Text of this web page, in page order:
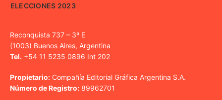
ELECCIONES 2023
Reconquista 737 – 3º E
(1003) Buenos Aires, Argentina
Tel. +54 11 5235 0896 Int 202
Propietario: Compañía Editorial Gráfica Argentina S.A.
Número de Registro: 89962701